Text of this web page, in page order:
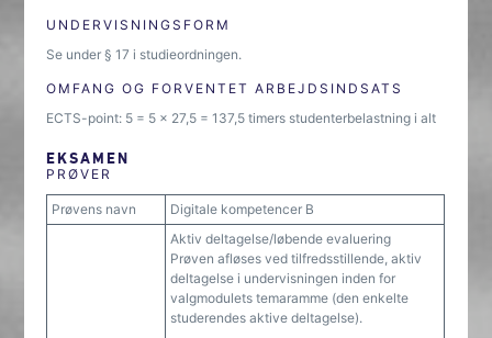
UNDERVISNINGSFORM
Se under § 17 i studieordningen.
OMFANG OG FORVENTET ARBEJDSINDSATS
ECTS-point: 5 = 5 x 27,5 = 137,5 timers studenterbelastning i alt
EKSAMEN
PRØVER
Prøvens navn Digitale kompetencer B
Aktiv deltagelse/løbende evaluering
Prøven afløses ved tilfredsstillende, aktiv
deltagelse i undervisningen inden for
valgmodulets temaramme (den enkelte
studerendes aktive deltagelse).